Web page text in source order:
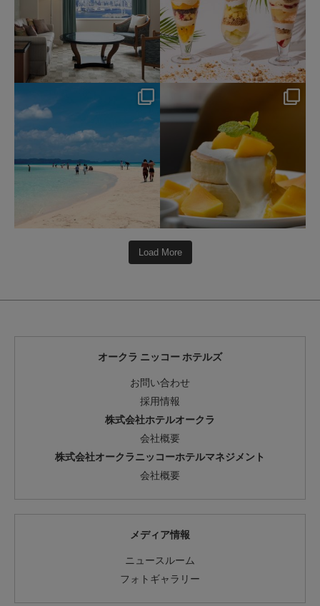
nikko_hotels
175 1
Load More
オークラ ニッコー ホテルズ
お問い合わせ
採用情報
株式会社ホテルオークラ
会社概要
株式会社オークラニッコーホテルマネジメント
会社概要
メディア情報
ニュースルーム
フォトギャラリー